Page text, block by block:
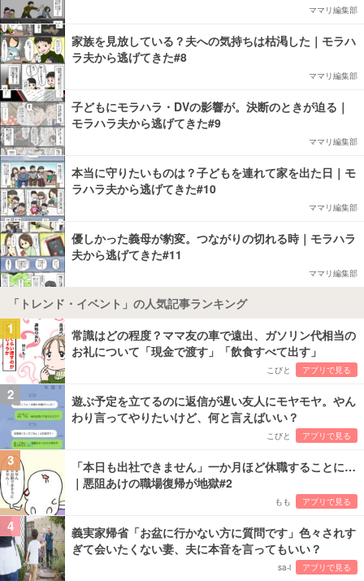
ママリ編集部
家族を見放している？夫への気持ちは枯渇した｜モラハ
ラ夫から逃げてきた#8
ママリ編集部
子どもにモラハラ・DVの影響が。決断のときが迫る｜
モラハラ夫から逃げてきた#9
ママリ編集部
本当に守りたいものは？子どもを連れて家を出た日｜モ
ラハラ夫から逃げてきた#10
ママリ編集部
優しかった義母が豹変。つながりの切れる時｜モラハラ
夫から逃げてきた#11
ママリ編集部
「トレンド・イベント」の人気記事ランキング
1
常識はどの程度？ママ友の車で遠出、ガソリン代相当の
お礼について「現金で渡す」「飲食すべて出す」
こびと アプリで見る
2
遊ぶ予定を立てるのに返信が遅い友人にモヤモヤ。やん
わり言ってやりたいけど、何と言えばいい？
こびと アプリで見る
3
「本日も出社できません」一か月ほど休職することに…
｜悪阻あけの職場復帰が地獄#2
もも アプリで見る
4
義実家帰省「お盆に行かない方に質問です」色々されす
ぎて会いたくない妻、夫に本音を言ってもいい？
sa-i アプリで見る